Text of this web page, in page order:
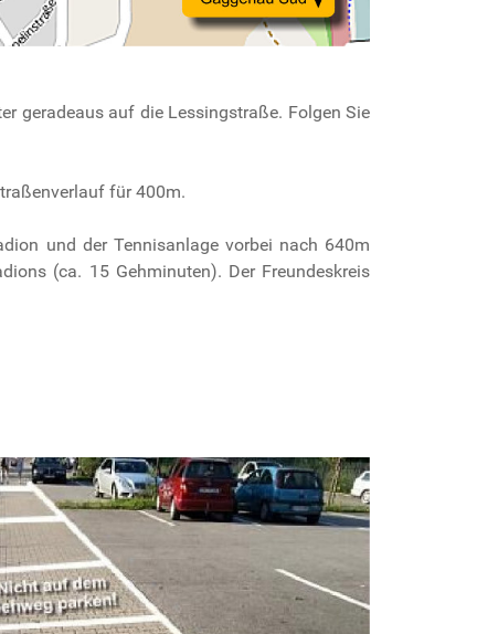
geradeaus auf die Lessingstraße. Folgen Sie
für 400m.
und der Tennisanlage vorbei nach 640m
(ca. 15 Gehminuten). Der Freundeskreis